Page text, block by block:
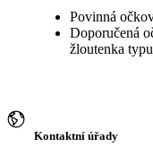
Povinná
Doporučená
žloutenka
Kontaktní úřady